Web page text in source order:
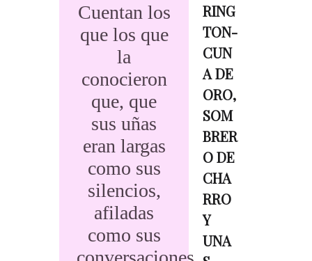
Cuentan los
que los que
la
conocieron
que, que
sus uñas
eran largas
como sus
silencios,
afiladas
como sus
RING
TON-
CUN
A DE
ORO,
SOM
BRER
O DE
CHA
RRO
Y
UNA